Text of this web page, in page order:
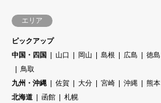
エリア
ピックアップ
中国・四国
山口 岡山 島根 広島 徳島
鳥取
九州・沖縄
佐賀 大分 宮崎 沖縄 熊本
北海道
函館
札幌